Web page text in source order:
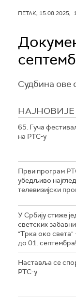
ПЕТАК, 15.08.2025,
Судбина ове
НАЈНОВИЈЕ
65. Гуча
на РТС-у
Први програм
убедљиво
телевизијски
У Србију стиже
светских
"Трка око света"
до 01. септембра!
Наставља се
РТС-у